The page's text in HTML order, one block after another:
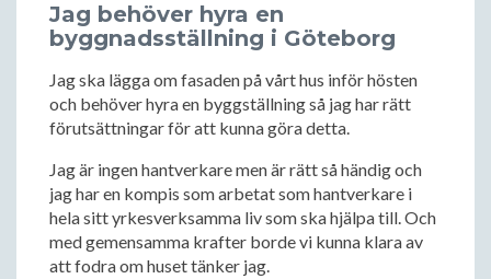
Jag behöver hyra en
byggnadsställning i Göteborg
Jag ska lägga om fasaden på vårt hus inför hösten
och behöver hyra en byggställning så jag har rätt
förutsättningar för att kunna göra detta.
Jag är ingen hantverkare men är rätt så händig och
jag har en kompis som arbetat som hantverkare i
hela sitt yrkesverksamma liv som ska hjälpa till. Och
med gemensamma krafter borde vi kunna klara av
att fodra om huset tänker jag.